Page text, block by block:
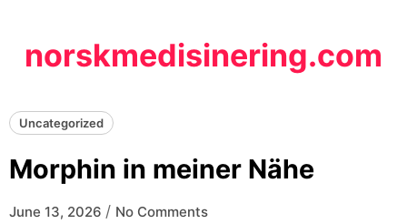
contentnorskmedisinering.com
Uncategorized
Morphin in meiner Nähe
June 13, 2026 / No Comments